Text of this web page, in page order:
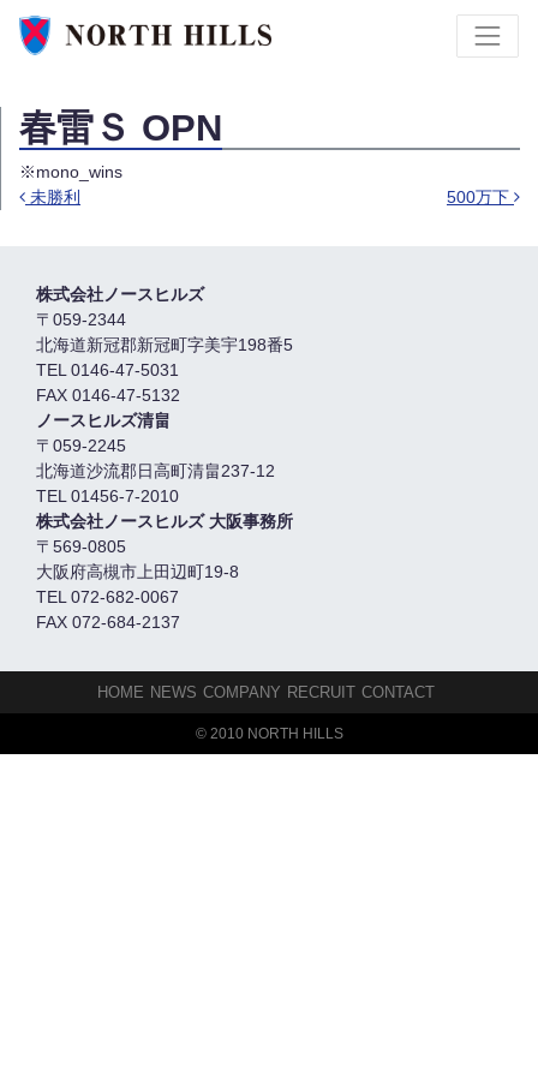
春雷Ｓ OPN
※mono_wins
未勝利 500万下
株式会社ノースヒルズ
〒059-2344
北海道新冠郡新冠町字美宇198番5
TEL 0146-47-5031
FAX 0146-47-5132
ノースヒルズ清畠
〒059-2245
北海道沙流郡日高町清畠237-12
TEL 01456-7-2010
株式会社ノースヒルズ 大阪事務所
〒569-0805
大阪府高槻市上田辺町19-8
TEL 072-682-0067
FAX 072-684-2137
HOME NEWS COMPANY RECRUIT CONTACT
© 2010 NORTH HILLS